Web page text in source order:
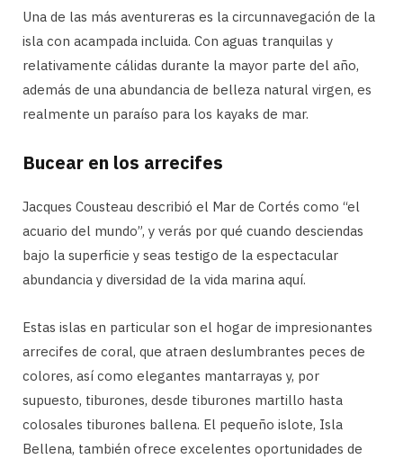
Una de las más aventureras es la circunnavegación de la
isla con acampada incluida. Con aguas tranquilas y
relativamente cálidas durante la mayor parte del año,
además de una abundancia de belleza natural virgen, es
realmente un paraíso para los kayaks de mar.
Bucear en los arrecifes
Jacques Cousteau describió el Mar de Cortés como “el
acuario del mundo”, y verás por qué cuando desciendas
bajo la superficie y seas testigo de la espectacular
abundancia y diversidad de la vida marina aquí.
Estas islas en particular son el hogar de impresionantes
arrecifes de coral, que atraen deslumbrantes peces de
colores, así como elegantes mantarrayas y, por
supuesto, tiburones, desde tiburones martillo hasta
colosales tiburones ballena. El pequeño islote, Isla
Bellena, también ofrece excelentes oportunidades de